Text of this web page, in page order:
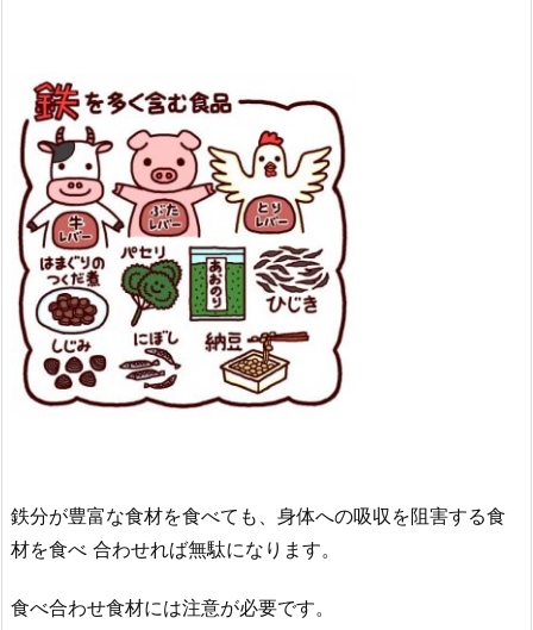
鉄分が豊富な食材を食べても、身体への吸収を阻害する食
材を食べ 合わせれば無駄になります。
食べ合わせ食材には注意が必要です。